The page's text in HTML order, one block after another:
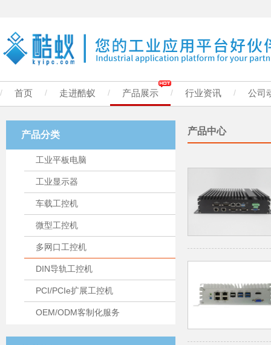
/ 首页 / 走进酷蚁 / 产品展示 / 行业资讯 / 公司
产品分类
工业平板电脑
工业显示器
车载工控机
微型工控机
多网口工控机
DIN导轨工控机
PCI/PCIe扩展工控机
OEM/ODM客制化服务
产品中心